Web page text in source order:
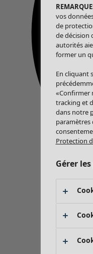
vos
de
de décision
autorités
former un
En cliquant
«Confirmer
tracking et
dans notre
paramètres
Protection
Gérer